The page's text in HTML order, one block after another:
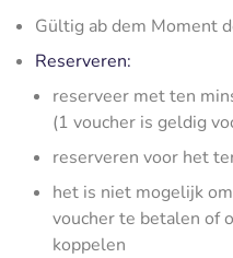
Gültig ab dem Moment
Reserveren:
reserveer met ten
(1 voucher is geldig
reserveren voor het
het is niet mogelijk
voucher te betalen of
koppelen